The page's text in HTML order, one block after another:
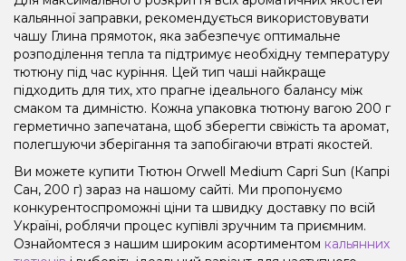
кальянної заправки, рекомендується використовувати
чашу Глина прямоток, яка забезпечує оптимальне
розподілення тепла та підтримує необхідну температуру
тютюну під час куріння. Цей тип чаші найкраще
підходить для тих, хто прагне ідеального балансу між
смаком та димністю. Кожна упаковка тютюну вагою 200 г
герметично запечатана, щоб зберегти свіжість та аромат,
полегшуючи зберігання та запобігаючи втраті якостей.
Ви можете купити Тютюн Orwell Medium Capri Sun (Капрі
Сан, 200 г) зараз на нашому сайті. Ми пропонуємо
конкурентоспроможні ціни та швидку доставку по всій
Україні, роблячи процес купівлі зручним та приємним.
Ознайомтеся з нашим широким асортиментом кальянних